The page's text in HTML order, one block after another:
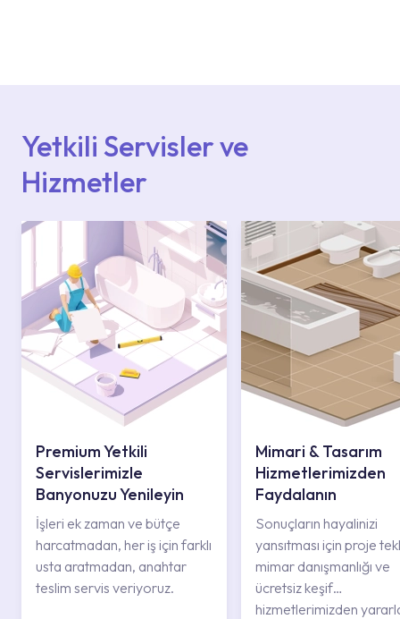
Yetkili Servisler ve
Hizmetler
Premium Yetkili
Servislerimizle
Banyonuzu Yenileyin
İşleri ek zaman ve bütçe
harcatmadan, her iş için farklı
usta aratmadan, anahtar
teslim servis veriyoruz.
Mimari & Tasarım
Hizmetlerimizden
Faydalanın
Sonuçların hayalinizi
yansıtması için proje
mimar danışmanlığı ve
ücretsiz keşif
hizmetlerimizden